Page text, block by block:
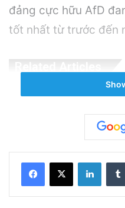
đảng cực hữu AfD
tốt nhất từ ​​trước đến
Công an
Xã Hội:
Điểm
3 hours
Cán bộ
hai nữ